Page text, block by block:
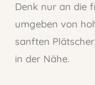
Denk nur an die
umgeben von
sanften
in der Nähe.